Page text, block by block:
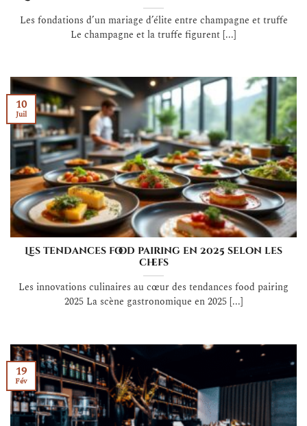
Les fondations d’un mariage d’élite entre champagne et truffe
Le champagne et la truffe figurent [...]
Les tendances food pairing en 2025 selon les
chefs
Les innovations culinaires au cœur des tendances food pairing
2025 La scène gastronomique en 2025 [...]
10
Juil
19
Fév